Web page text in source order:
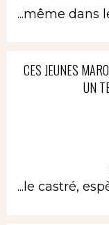
...même dans
CES JEUNES
UN
...le castré,